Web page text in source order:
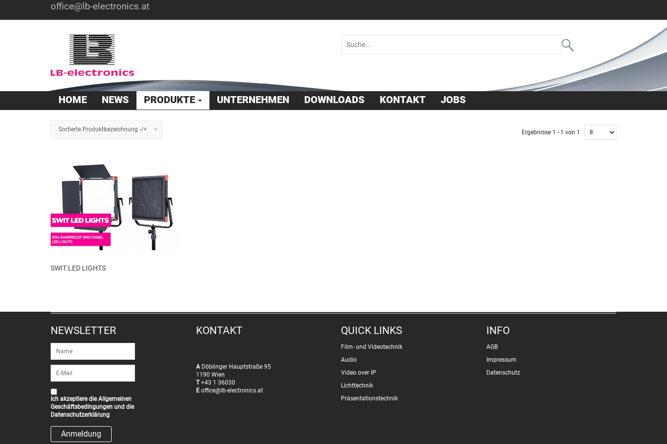
office@lb-electronics.at
HOME NEWS PRODUKTE UNTERNEHMEN DOWNLOADS KONTAKT JOBS
Sortierte Produktbezeichnung -/+ Ergebnisse 1 - 1 von 1
SWIT LED LIGHTS
NEWSLETTER
Ich akzeptiere dieAllgemeinen
Geschäftsbedingungen und die
Datenschutzerklärung
KONTAKT
ADöblinger Hauptstraße 95
1190 Wien
T+43 1 36030
E office@lb-electronics.at
QUICK LINKS
Film- und Videotechnik
Audio
Video over IP
Lichttechnik
Präsentationstechnik
INFO
AGB
Impressum
Datenschutz